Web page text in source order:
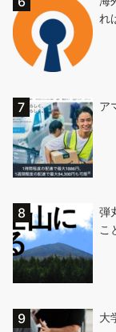
れ
ア
弾
こ
大